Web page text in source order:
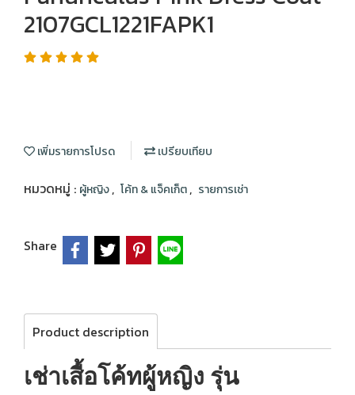
2107GCL1221FAPK1
เพิ่มรายการโปรด เปรียบเทียบ
หมวดหมู่ : ผู้หญิง, โค้ท & แจ็คเก็ต, รายการเช่า
Share
Product description
เช่าเสื้อโค้ทผู้หญิง รุ่น